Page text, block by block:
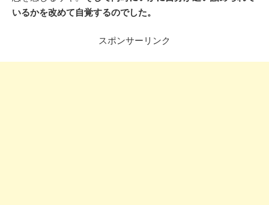
いるかを改めて自覚するのでした。
スポンサーリンク